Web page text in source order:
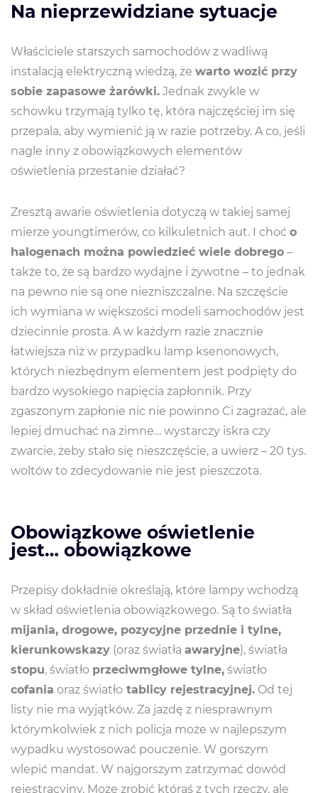
Na nieprzewidziane sytuacje
Właściciele starszych samochodów z wadliwą
instalacją elektryczną wiedzą, że warto wozić przy
sobie zapasowe żarówki. Jednak zwykle w
schowku trzymają tylko tę, która najczęściej im się
przepala, aby wymienić ją w razie potrzeby. A co, jeśli
nagle inny z obowiązkowych elementów
oświetlenia przestanie działać?
Zresztą awarie oświetlenia dotyczą w takiej samej
mierze youngtimerów, co kilkuletnich aut. I choć o
halogenach można powiedzieć wiele dobrego –
także to, że są bardzo wydajne i żywotne – to jednak
na pewno nie są one niezniszczalne. Na szczęście
ich wymiana w większości modeli samochodów jest
dziecinnie prosta. A w każdym razie znacznie
łatwiejsza niż w przypadku lamp ksenonowych,
których niezbędnym elementem jest podpięty do
bardzo wysokiego napięcia zapłonnik. Przy
zgaszonym zapłonie nic nie powinno Ci zagrażać, ale
lepiej dmuchać na zimne… wystarczy iskra czy
zwarcie, żeby stało się nieszczęście, a uwierz – 20 tys.
woltów to zdecydowanie nie jest pieszczota.
Obowiązkowe oświetlenie
jest… obowiązkowe
Przepisy dokładnie określają, które lampy wchodzą
w skład oświetlenia obowiązkowego. Są to światła
mijania, drogowe, pozycyjne przednie i tylne,
kierunkowskazy (oraz światła awaryjne), światła
stopu, światło przeciwmgłowe tylne, światło
cofania oraz światło tablicy rejestracyjnej. Od tej
listy nie ma wyjątków. Za jazdę z niesprawnym
którymkolwiek z nich policja może w najlepszym
wypadku wystosować pouczenie. W gorszym
wlepić mandat. W najgorszym zatrzymać dowód
rejestracyjny. Może zrobić którąś z tych rzeczy, ale